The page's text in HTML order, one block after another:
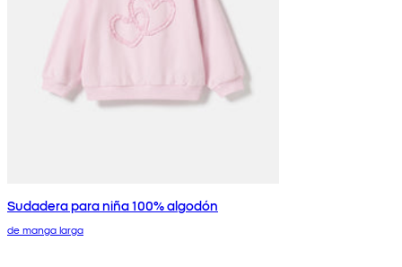
Sudadera para niña 100% algodón
de manga larga